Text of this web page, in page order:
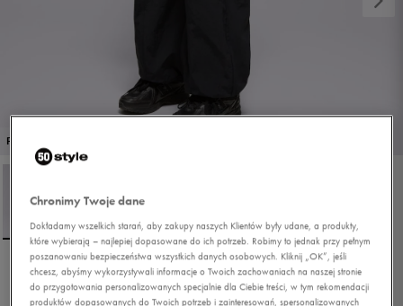
PROMO: DO -30%
CHAMPION SPODNIE
Chronimy Twoje dane
Dokładamy wszelkich starań, aby zakupy naszych Klientów były udane, a produkty,
które wybierają – najlepiej dopasowane do ich potrzeb. Robimy to jednak przy pełnym
poszanowaniu bezpieczeństwa wszystkich danych osobowych. Kliknij „OK”, jeśli
chcesz, abyśmy wykorzystywali informacje o Twoich zachowaniach na naszej stronie
do przygotowania personalizowanych specjalnie dla Ciebie treści, w tym rekomendacji
produktów dopasowanych do Twoich potrzeb i zainteresowań, spersonalizowanych